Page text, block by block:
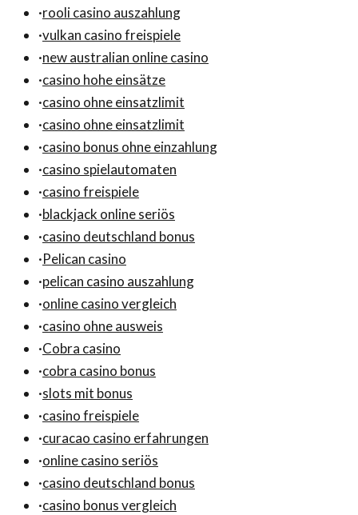
·rooli casino auszahlung
·vulkan casino freispiele
·new australian online casino
·casino hohe einsätze
·casino ohne einsatzlimit
·casino ohne einsatzlimit
·casino bonus ohne einzahlung
·casino spielautomaten
·casino freispiele
·blackjack online seriös
·casino deutschland bonus
·Pelican casino
·pelican casino auszahlung
·online casino vergleich
·casino ohne ausweis
·Cobra casino
·cobra casino bonus
·slots mit bonus
·casino freispiele
·curacao casino erfahrungen
·online casino seriös
·casino deutschland bonus
·casino bonus vergleich